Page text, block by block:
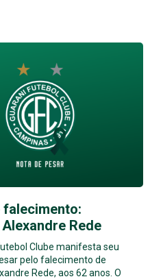
falecimento:
Rede
Clube manifesta seu
pelo falecimento de
Rede, aos 62 anos. O